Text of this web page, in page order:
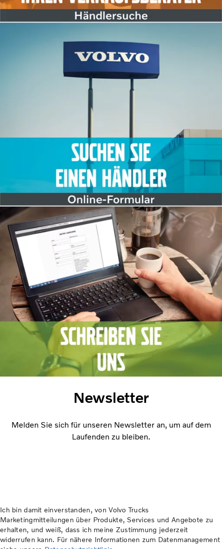
Newsletter
Melden Sie sich für unseren Newsletter an, um auf dem
Laufenden zu bleiben.
Ich bin damit einverstanden, von Volvo Trucks
Marketingmitteilungen über Produkte, Services und Angebote zu
erhalten, und weiß, dass ich meine Zustimmung jederzeit
widerrufen kann. Für nähere Informationen zum Datenmanagement